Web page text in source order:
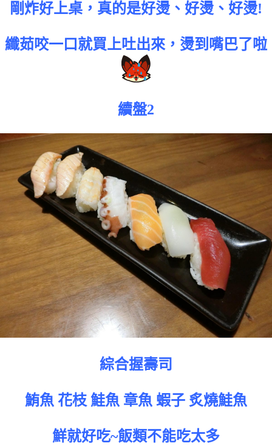
剛炸好上桌，真的是好燙、好燙、好燙!
纖茹咬一口就買上吐出來，燙到嘴巴了啦
續盤2
綜合握壽司
鮪魚 花枝 鮭魚 章魚 蝦子 炙燒鮭魚
鮮就好吃~飯類不能吃太多